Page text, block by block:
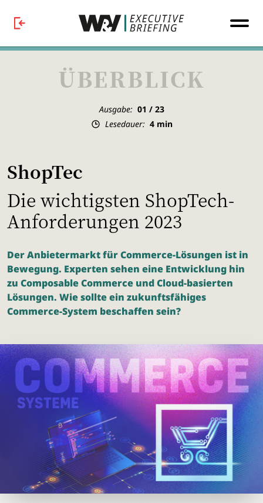
ÜBERBLICK
Ausgabe: 01 / 23
Lesedauer: 4min
ShopTec
Die wichtigsten ShopTech-
Anforderungen 2023
Der Anbietermarkt für Commerce-Lösungen ist in
Bewegung. Experten sehen eine Entwicklung hin
zu Composable Commerce und Cloud-basierten
Lösungen. Wie sollte ein zukunftsfähiges
Commerce-System beschaffen sein?